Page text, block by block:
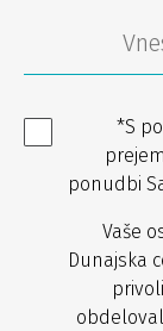
*S
ponudbi
Vaše
Dunajska